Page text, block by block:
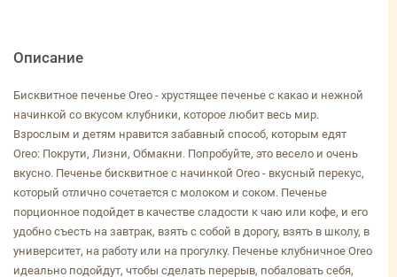
Описание
Бисквитное печенье Oreo - хрустящее печенье с какао и нежной
начинкой со вкусом клубники, которое любит весь мир.
Взрослым и детям нравится забавный способ, которым едят
Oreo: Покрути, Лизни, Обмакни. Попробуйте, это весело и очень
вкусно. Печенье бисквитное с начинкой Oreo - вкусный перекус,
который отлично сочетается с молоком и соком. Печенье
порционное подойдет в качестве сладости к чаю или кофе, и его
удобно съесть на завтрак, взять с собой в дорогу, взять в школу, в
университет, на работу или на прогулку. Печенье клубничное Oreo
идеально подойдут, чтобы сделать перерыв, побаловать себя,